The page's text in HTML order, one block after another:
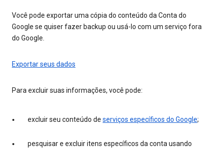
Você pode exportar uma cópia do conteúdo da Conta do
Google se quiser fazer backup ou usá-lo com um serviço fora
do Google.
Exportar seus dados
Para excluir suas informações, você pode:
excluir seu conteúdo de serviços específicos do Google;
pesquisar e excluir itens específicos da conta usando